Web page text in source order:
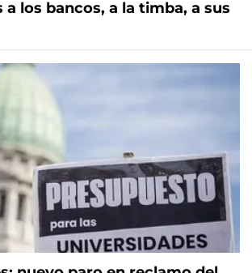
a los bancos, a la timba, a sus